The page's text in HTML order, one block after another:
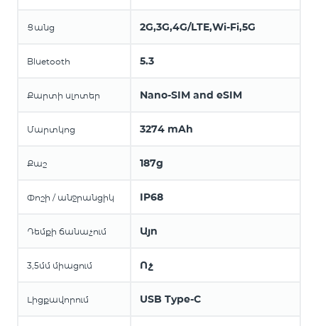
Ցանց 2G,3G,4G/LTE,Wi-Fi,5G
Bluetooth 5.3
Քարտի սլոտեր Nano-SIM and eSIM
Մարտկոց 3274 mAh
Քաշ 187g
Փոշի / անջրանցիկ IP68
Դեմքի ճանաչում Այո
3,5մմ միացում Ոչ
Լիցքավորում USB Type-C